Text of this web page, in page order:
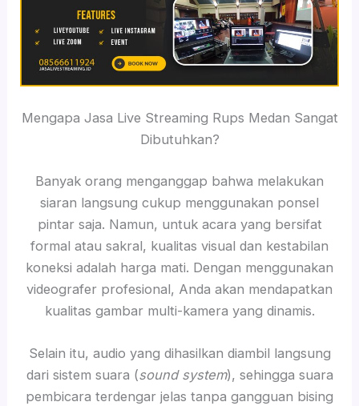
Mengapa Jasa Live Streaming Rups Medan Sangat
Dibutuhkan?
Banyak orang menganggap bahwa melakukan
siaran langsung cukup menggunakan ponsel
pintar saja. Namun, untuk acara yang bersifat
formal atau sakral, kualitas visual dan kestabilan
koneksi adalah harga mati. Dengan menggunakan
videografer profesional, Anda akan mendapatkan
kualitas gambar multi-kamera yang dinamis.
Selain itu, audio yang dihasilkan diambil langsung
dari sistem suara (sound system), sehingga suara
pembicara terdengar jelas tanpa gangguan bising